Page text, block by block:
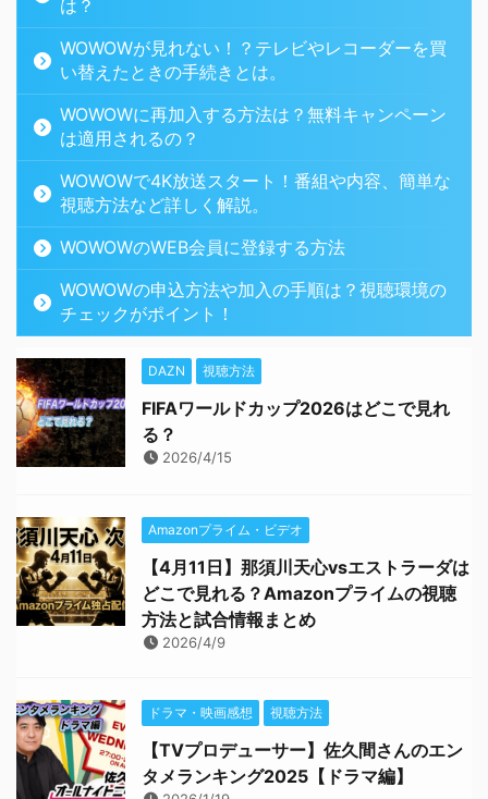
は？
WOWOWが見れない！？テレビやレコーダーを買
い替えたときの手続きとは。
WOWOWに再加入する方法は？無料キャンペーン
は適用されるの？
WOWOWで4K放送スタート！番組や内容、簡単な
視聴方法など詳しく解説。
WOWOWのWEB会員に登録する方法
WOWOWの申込方法や加入の手順は？視聴環境の
チェックがポイント！
DAZN 視聴方法
FIFAワールドカップ2026はどこで見れ
る？
2026/4/15
Amazonプライム・ビデオ
【4月11日】那須川天心vsエストラーダは
どこで見れる？Amazonプライムの視聴
方法と試合情報まとめ
2026/4/9
ドラマ・映画感想 視聴方法
【TVプロデューサー】佐久間さんのエン
タメランキング2025【ドラマ編】